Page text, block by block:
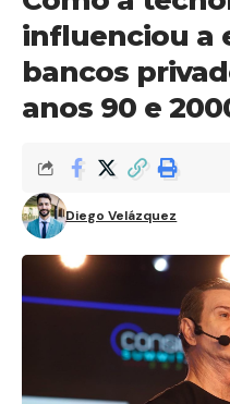
influenciou a
bancos
anos 90 e
Diego Velázquez